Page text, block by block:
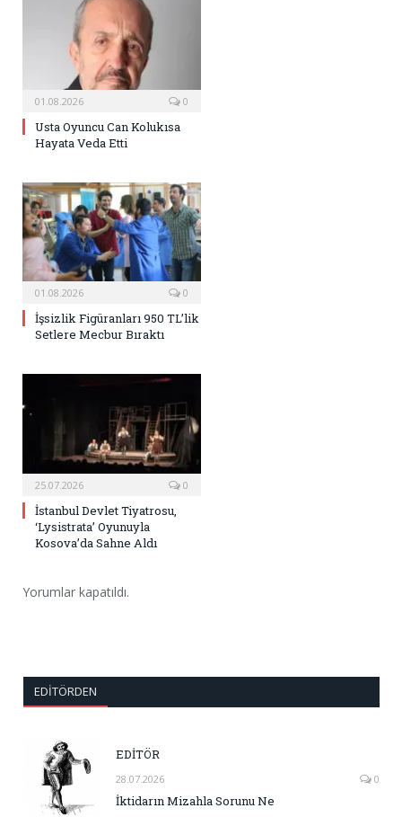
01.08.2026 0
Usta Oyuncu Can Kolukısa
Hayata Veda Etti
01.08.2026 0
İşsizlik Figüranları 950 TL’lik
Setlere Mecbur Bıraktı
25.07.2026 0
İstanbul Devlet Tiyatrosu,
‘Lysistrata’ Oyunuyla
Kosova’da Sahne Aldı
Yorumlar kapatıldı.
EDITÖRDEN
EDİTÖR
28.07.2026 0
İktidarın Mizahla Sorunu Ne